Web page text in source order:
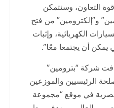
التعاون، وسنتمكن
و”إلكترومين” من فتح
الكهربائية، وإثبات
يمكن أن يجتمعا معًا”.
شركة “بترومين”
الرئيسيين والموزعين
في موقع “مجموعة